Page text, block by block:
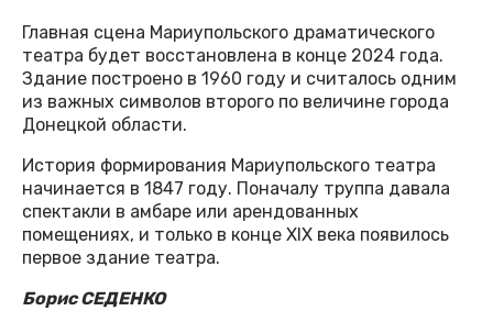
Главная сцена Мариупольского драматического
театра будет восстановлена в конце 2024 года.
Здание построено в 1960 году и считалось одним
из важных символов второго по величине города
Донецкой области.
История формирования Мариупольского театра
начинается в 1847 году. Поначалу труппа давала
спектакли в амбаре или арендованных
помещениях, и только в конце XIX века появилось
первое здание театра.
Борис СЕДЕНКО